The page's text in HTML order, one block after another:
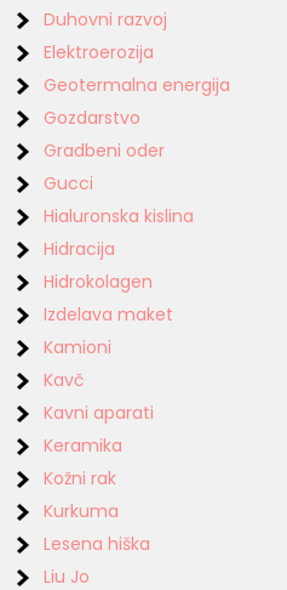
Duhovni razvoj
Elektroerozija
Geotermalna energija
Gozdarstvo
Gradbeni oder
Gucci
Hialuronska kislina
Hidracija
Hidrokolagen
Izdelava maket
Kamioni
Kavč
Kavni aparati
Keramika
Kožni rak
Kurkuma
Lesena hiška
Liu Jo